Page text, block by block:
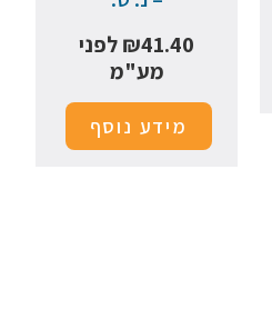
₪41.40
לפני
מע"מ
מידע נוסף